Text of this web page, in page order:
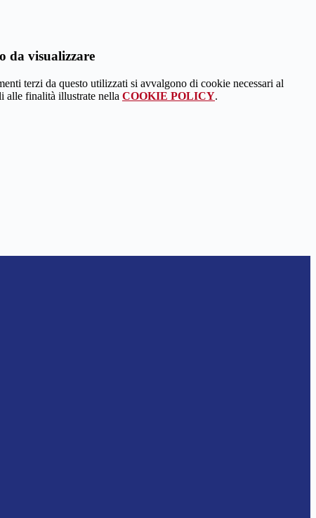
da visualizzare
terzi da questo utilizzati si avvalgono di cookie necessari al
alle finalità illustrate nella COOKIE POLICY.